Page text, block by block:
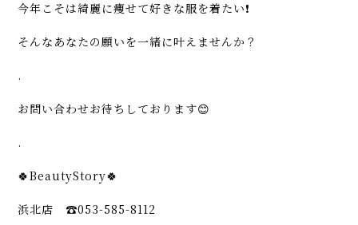
今年こそは綺麗に痩せて好きな服を着たい❗️
そんなあなたの願いを一緒に叶えませんか？
.
お問い合わせお待ちしております😊
.
🍀BeautyStory🍀
浜北店 ☎︎053-585-8112